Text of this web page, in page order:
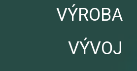
VÝROBA
VÝVOJ